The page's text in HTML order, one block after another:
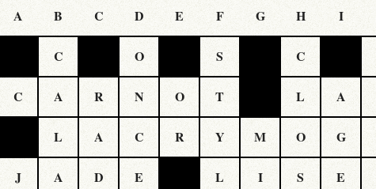
A B C D E F G H I
C O S C
C A R N O T L A
L A C R Y M O G
J A D E L I S E